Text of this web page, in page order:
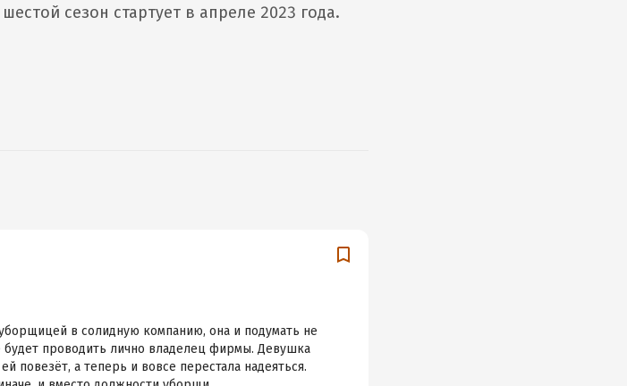
сезон стартует в апреле 2023 года.
в солидную компанию, она и подумать не
будет проводить лично владелец фирмы. Девушка
повезёт, а теперь и вовсе перестала надеяться.